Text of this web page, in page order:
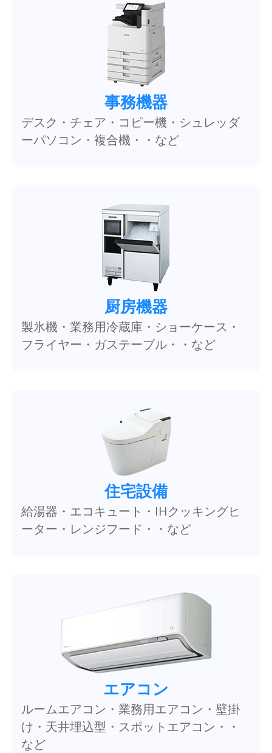
事務機器
デスク・チェア・コピー機・シュレッダ
ーパソコン・複合機・・など
厨房機器
製氷機・業務用冷蔵庫・ショーケース・
フライヤー・ガステーブル・・など
住宅設備
給湯器・エコキュート・IHクッキングヒ
ーター・レンジフード・・など
エアコン
ルームエアコン・業務用エアコン・壁掛
け・天井埋込型・スポットエアコン・・
など